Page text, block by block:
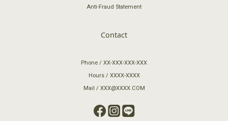
Anti-Fraud Statement
Contact
Phone / XX-XXX-XXX-XXX
Hours / XXXX-XXXX
Mail / XXX@XXXX.COM